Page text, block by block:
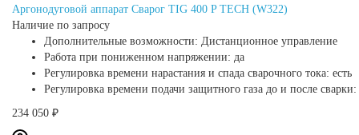
Аргонодуговой аппарат Сварог TIG 400 P TECH (W322)
Наличие по запросу
Дополнительные возможности: Дистанционное управление
Работа при пониженном напряжении: да
Регулировка времени нарастания и спада сварочного тока: есть
Регулировка времени подачи защитного газа до и после сварки:
234 050 ₽